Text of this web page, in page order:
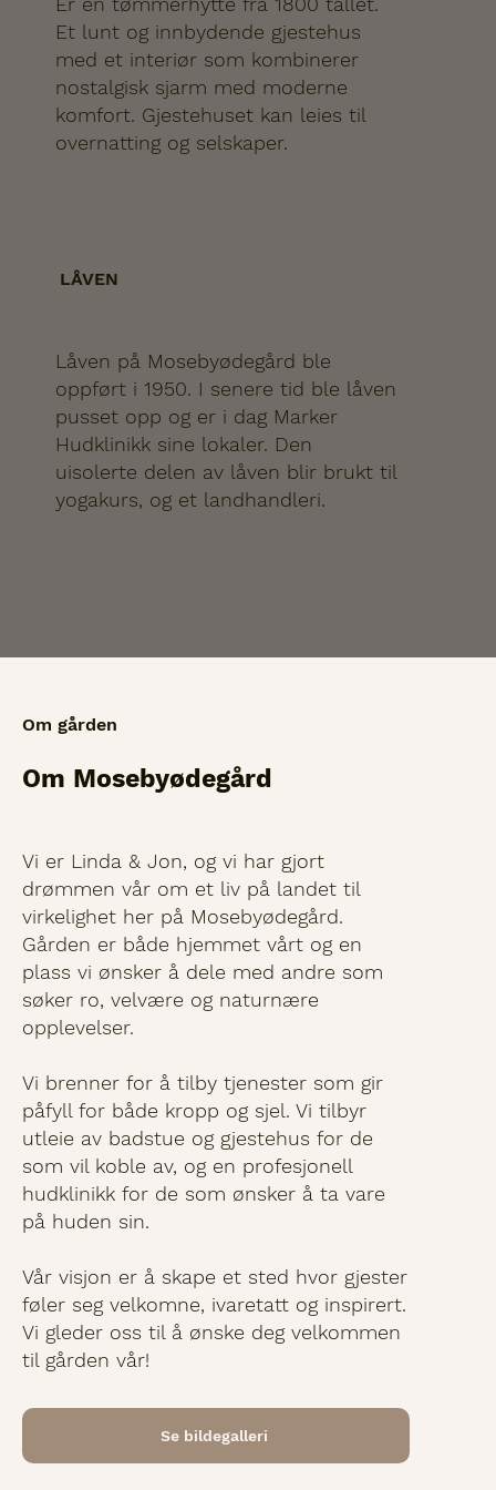
Et lunt og innbydende gjestehus
med et interiør som kombinerer
nostalgisk sjarm med moderne
komfort. Gjestehuset kan leies til
overnatting og selskaper.
LÅVEN
Låven på Mosebyødegård ble
oppført i 1950. I senere tid ble låven
pusset opp og er i dag Marker
Hudklinikk sine lokaler. Den
uisolerte delen av låven blir brukt til
yogakurs, og et landhandleri.
Om gården
Om Mosebyødegård
Vi er Linda & Jon, og vi har gjort
drømmen vår om et liv på landet til
virkelighet her på Mosebyødegård.
Gården er både hjemmet vårt og en
plass vi ønsker å dele med andre som
søker ro, velvære og naturnære
opplevelser.
Vi brenner for å tilby tjenester som gir
påfyll for både kropp og sjel. Vi tilbyr
utleie av badstue og gjestehus for de
som vil koble av, og en profesjonell
hudklinikk for de som ønsker å ta vare
på huden sin.
Vår visjon er å skape et sted hvor gjester
føler seg velkomne, ivaretatt og inspirert.
Vi gleder oss til å ønske deg velkommen
til gården vår!
Se bildegalleri